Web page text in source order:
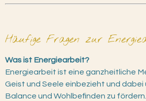
Häufige Fragen zur
Was ist Energiearbeit?
Energiearbeit ist eine ganzheitliche
Geist und Seele einbezieht und
Balance und Wohlbefinden zu fördern.